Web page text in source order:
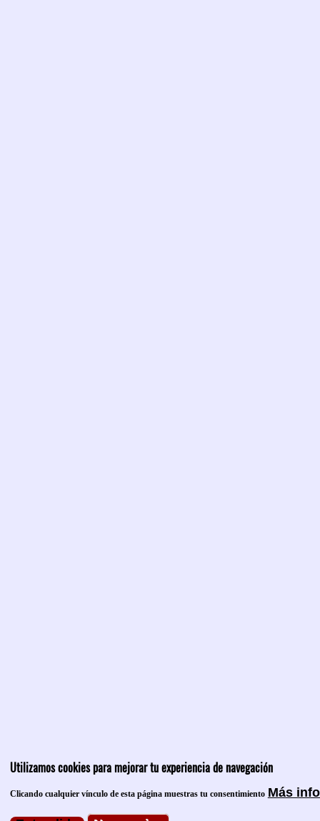
Utilizamos cookies para mejorar tu experiencia de navegación
Clicando cualquier vínculo de esta página muestras tu consentimiento Más